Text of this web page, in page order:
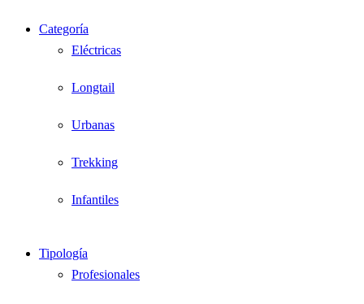
Categoría
Eléctricas
Longtail
Urbanas
Trekking
Infantiles
Tipología
Profesionales